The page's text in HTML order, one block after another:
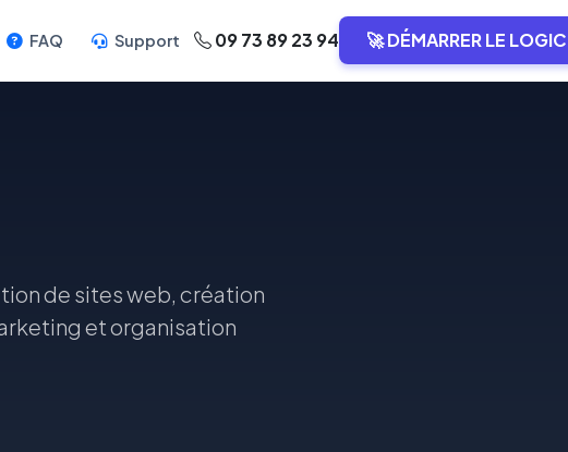
FAQ Support 09 73 89 23 94 🚀 DÉMARRER LE
de sites web, création
et organisation